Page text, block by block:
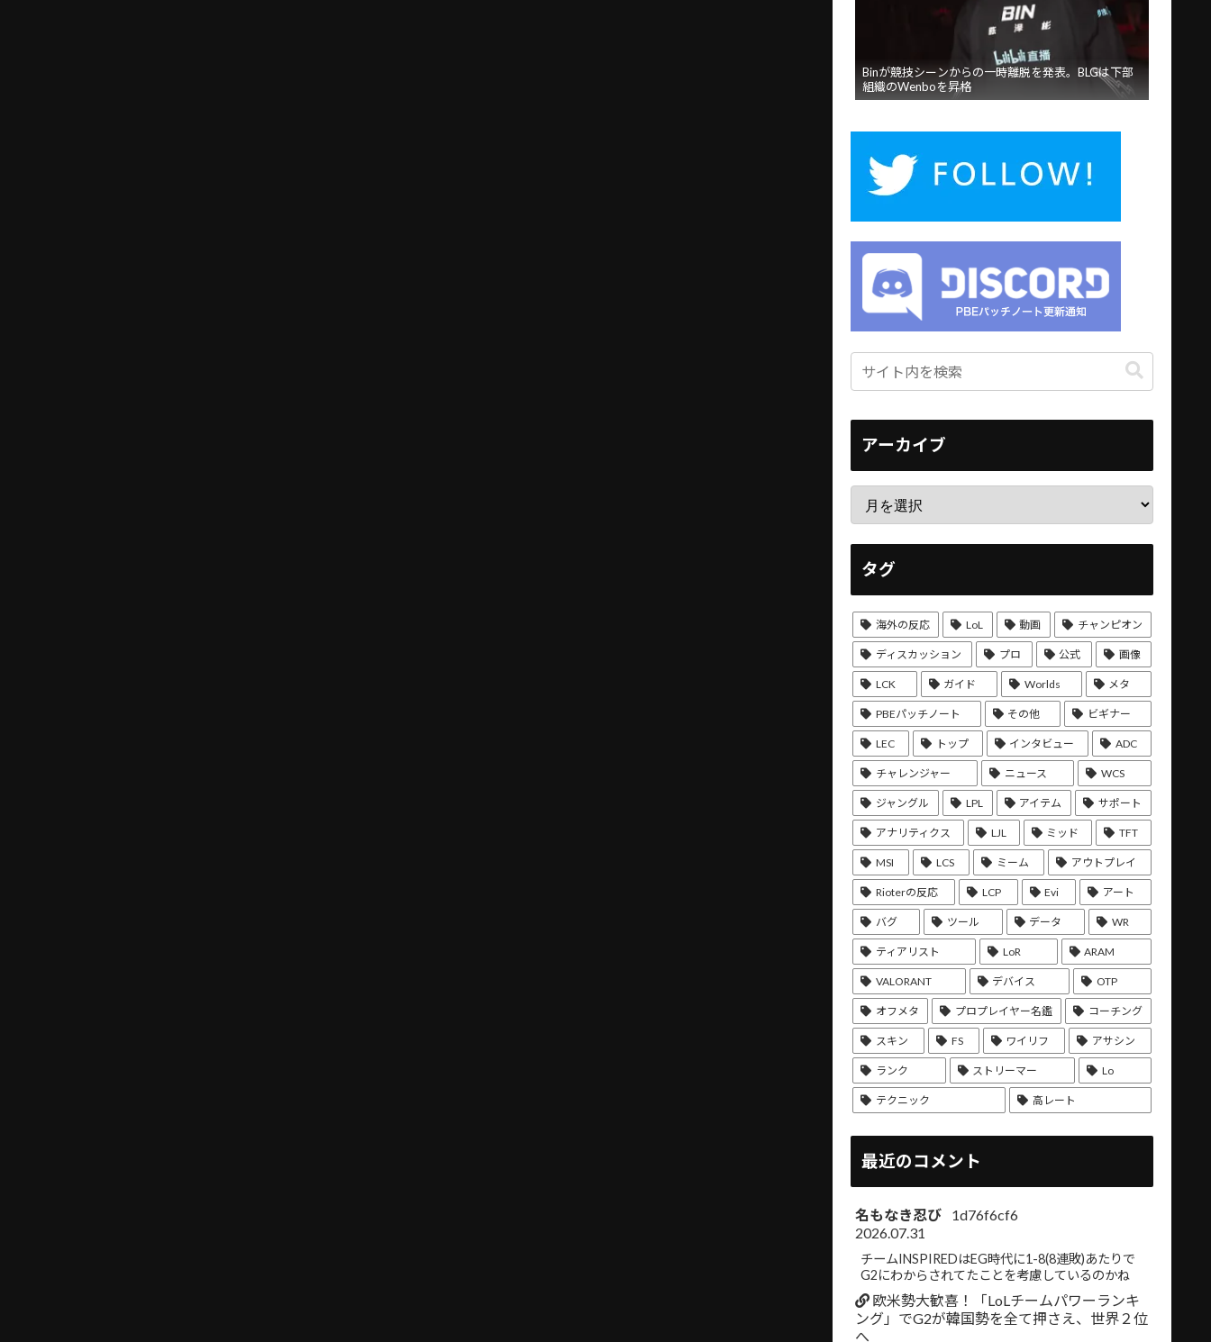
Binが競技シーンからの一時離脱を発表。BLGは下部
組織のWenboを昇格
アーカイブ
タグ
海外の反応 LoL 動画 チャンピオン
ディスカッション プロ 公式 画像
LCK ガイド Worlds メタ
PBEパッチノート その他 ビギナー
LEC トップ インタビュー ADC
チャレンジャー ニュース WCS
ジャングル LPL アイテム サポート
アナリティクス LJL ミッド TFT
MSI LCS ミーム アウトプレイ
Rioterの反応 LCP Evi アート
バグ ツール データ WR
ティアリスト LoR ARAM
VALORANT デバイス OTP
オフメタ プロプレイヤー名鑑 コーチング
スキン FS ワイリフ アサシン
ランク ストリーマー Lo
テクニック 高レート
最近のコメント
名もなき忍び
1d76f6cf6
2026.07.31
チームINSPIREDはEG時代に1-8(8連敗)あたりで
G2にわからされてたことを考慮しているのかね
欧米勢大歓喜！「LoLチームパワーランキ
ング」でG2が韓国勢を全て押さえ、世界２位
へ